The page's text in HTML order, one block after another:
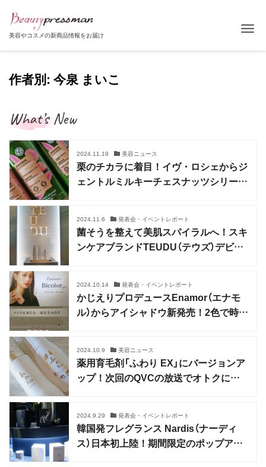
美容やコスメの新商品情報をお届け
作者別: 今泉 まいこ
What’s New
2024.11.19 美容ニュース
栗のチカラに着目！イヴ・ロシェからジ
ェントルミルキーチェスナッツシリーズ
2024.11.6 発表会・イベントレポート
菌そうを整えて美肌スパイラルへ！スキ
ンケアブランドTEUDU（テウズ）デビュ
2024.10.14 発表会・イベントレポート
かじえりプロデュースEnamor（エナモ
ル）からアイシャドウ新発売！2色で時
2024.10.9 美容ニュース
薬用育毛剤「ふわり EX」にバージョンア
ップ！次回のQVCの放送でオトクに手
2024.9.29 発表会・イベントレポート
韓国発フレグランス Nardis（ナーディ
ス）日本初上陸！期間限定のポップアッ